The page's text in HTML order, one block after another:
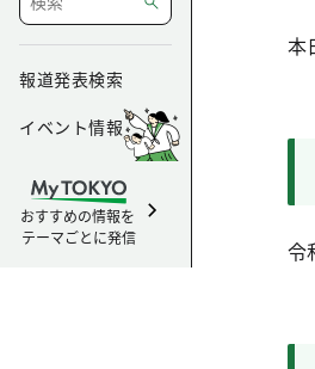
報道発表検索
イベント情報
おすすめの情報を
テーマごとに発信
本
令